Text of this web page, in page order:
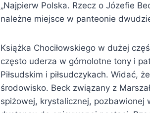
„Najpierw Polska. Rzecz o Józefie
należne miejsce w panteonie
Książka Chociłowskiego w dużej
często uderza w górnolotne tony i
Piłsudskim i piłsudczykach. Widać,
środowisko. Beck związany z
spiżowej, krystalicznej, pozbawionej